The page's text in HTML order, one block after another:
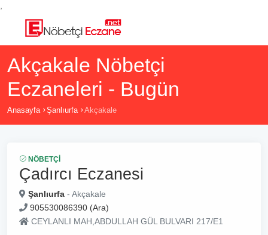
Akçakale Nöbetçi
Eczaneleri - Bugün
Anasayfa Şanlıurfa Akçakale
NÖBETÇI
Çadırcı Eczanesi
Şanlıurfa - Akçakale
905530086390 (Ara)
CEYLANLI MAH,ABDULLAH GÜL BULVARI 217/E1